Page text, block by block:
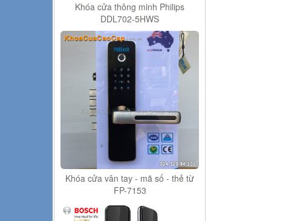
Khóa cửa thông minh Philips
DDL702-5HWS
Khóa cửa vân tay - mã số - thẻ từ
FP-7153